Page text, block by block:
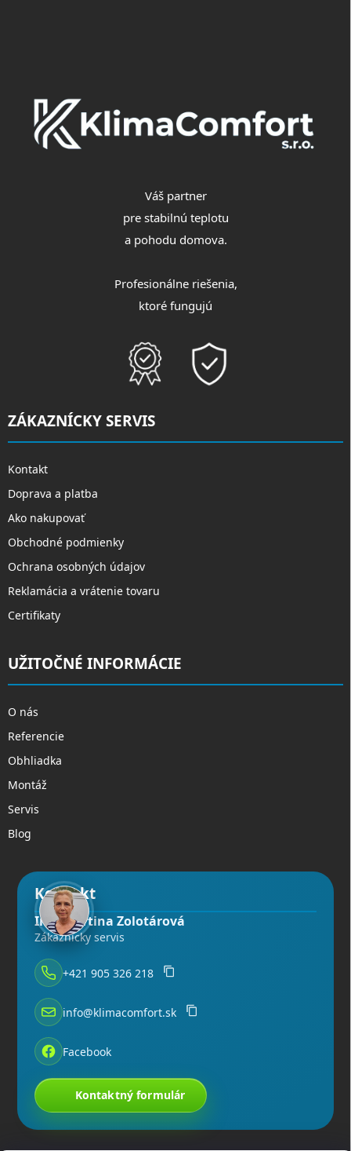
Váš partner
pre stabilnú teplotu
a pohodu domova.
Profesionálne riešenia,
ktoré fungujú
ZÁKAZNÍCKY SERVIS
Kontakt
Doprava a platba
Ako nakupovať
Obchodné podmienky
Ochrana osobných údajov
Reklamácia a vrátenie tovaru
Certifikaty
UŽITOČNÉ INFORMÁCIE
O nás
Referencie
Obhliadka
Montáž
Servis
Blog
Kontakt
Ing. Martina Zolotárová
Zákaznícky servis
+421 905 326 218
info@klimacomfort.sk
Facebook
Kontaktný formulár